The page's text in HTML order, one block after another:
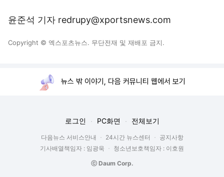
윤준석 기자 redrupy@xportsnews.com
Copyright © 엑스포츠뉴스. 무단전재 및 재배포 금지.
뉴스 밖 이야기, 다음 커뮤니티 웹에서 보기
로그인 PC화면 전체보기
다음뉴스 서비스안내 24시간 뉴스센터
공지사항
기사배열책임자 : 임광욱
청소년보호책임자 : 이호원
ⓒ Daum Corp.